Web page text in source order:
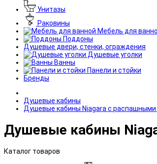
Унитазы
Раковины
Мебель для
Поддоны
Душевые двери, стенки, ограждения
Душевые уголки
Ванны
Панели и стойки
Бренды
Душевые кабины
Душевые кабины Niagara с
Душевые кабины
Каталог товаров